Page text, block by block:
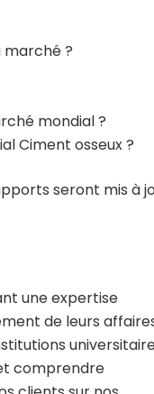
?
mondial ?
Ciment osseux ?
seront mis à
une expertise
de leurs
comprendre